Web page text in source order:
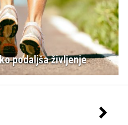
podaljša življenje